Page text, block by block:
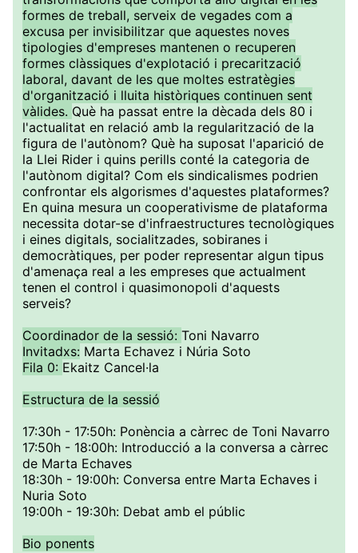
formes de treball, serveix de vegades com a
excusa per invisibilitzar que aquestes noves
tipologies d'empreses mantenen o recuperen
formes clàssiques d'explotació i precarització
laboral, davant de les que moltes estratègies
d'organització i lluita històriques continuen sent
vàlides. Què ha passat entre la dècada dels 80 i
l'actualitat en relació amb la regularització de la
figura de l'autònom? Què ha suposat l'aparició de
la Llei Rider i quins perills conté la categoria de
l'autònom digital? Com els sindicalismes podrien
confrontar els algorismes d'aquestes plataformes?
En quina mesura un cooperativisme de plataforma
necessita dotar-se d'infraestructures tecnològiques
i eines digitals, socialitzades, sobiranes i
democràtiques, per poder representar algun tipus
d'amenaça real a les empreses que actualment
tenen el control i quasimonopoli d'aquests
serveis?
Coordinador de la sessió: Toni Navarro
Invitadxs: Marta Echavez i Núria Soto
Fila 0: Ekaitz Cancel·la
Estructura de la sessió
17:30h - 17:50h: Ponència a càrrec de Toni Navarro
17:50h - 18:00h: Introducció a la conversa a càrrec
de Marta Echaves
18:30h - 19:00h: Conversa entre Marta Echaves i
Nuria Soto
19:00h - 19:30h: Debat amb el públic
Bio ponents